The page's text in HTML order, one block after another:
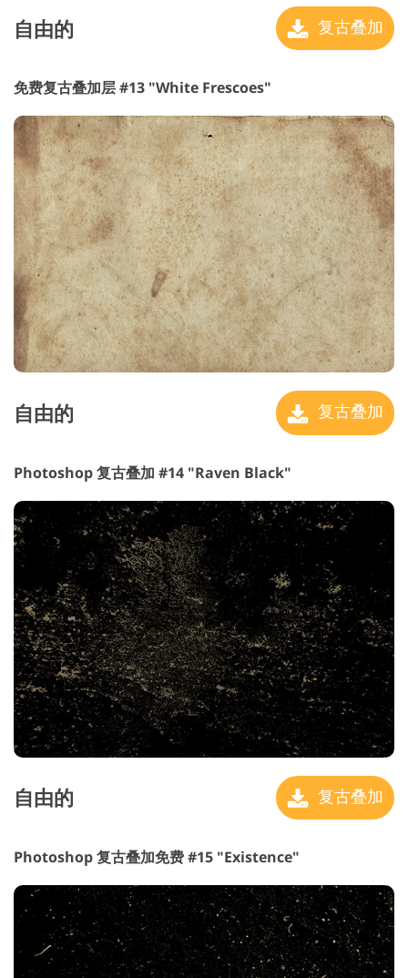
自由的 复古叠加
免费复古叠加层 #13 "White Frescoes"
自由的 复古叠加
Photoshop 复古叠加 #14 "Raven Black"
自由的 复古叠加
Photoshop 复古叠加免费 #15 "Existence"